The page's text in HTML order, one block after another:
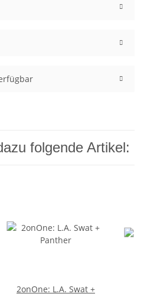
folgende Artikel:
2onOne: L.A. Swat +